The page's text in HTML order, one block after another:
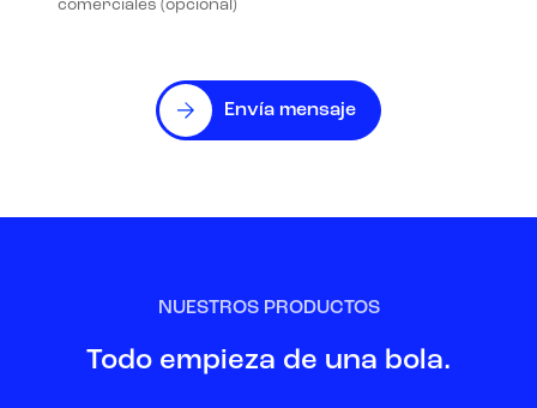
comerciales (opcional)
Envía mensaje
NUESTROS PRODUCTOS
Todo empieza de una bola.